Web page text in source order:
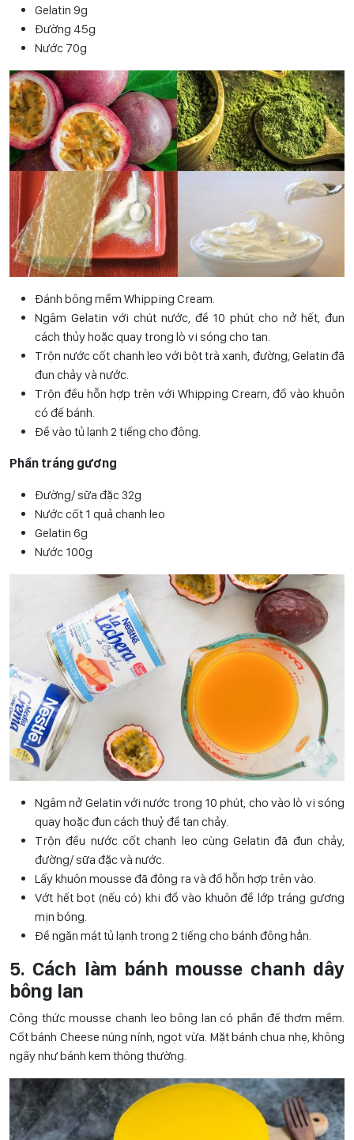
Gelatin 9g
Đường 45g
Nước 70g
Đánh bông mềm Whipping Cream.
Ngâm Gelatin với chút nước, để 10 phút cho nở hết, đun
cách thủy hoặc quay trong lò vi sóng cho tan.
Trộn nước cốt chanh leo với bột trà xanh, đường, Gelatin đã
đun chảy và nước.
Trộn đều hỗn hợp trên với Whipping Cream, đổ vào khuôn
có đế bánh.
Để vào tủ lạnh 2 tiếng cho đông.
Phần tráng gương
Đường/ sữa đặc 32g
Nước cốt 1 quả chanh leo
Gelatin 6g
Nước 100g
Ngâm nở Gelatin với nước trong 10 phút, cho vào lò vi sóng
quay hoặc đun cách thuỷ để tan chảy.
Trộn đều nước cốt chanh leo cùng Gelatin đã đun chảy,
đường/ sữa đặc và nước.
Lấy khuôn mousse đã đông ra và đổ hỗn hợp trên vào.
Vớt hết bọt (nếu có) khi đổ vào khuôn để lớp tráng gương
mịn bóng.
Để ngăn mát tủ lạnh trong 2 tiếng cho bánh đông hẳn.
5. Cách làm bánh mousse chanh dây
bông lan
Công thức mousse chanh leo bông lan có phần đế thơm mềm.
Cốt bánh Cheese núng nính, ngọt vừa. Mặt bánh chua nhẹ, không
ngấy như bánh kem thông thường.